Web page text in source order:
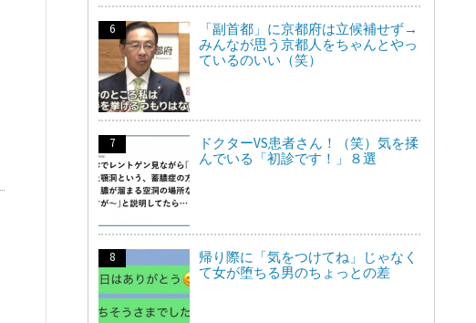
「副首都」に京都府は立候補せず→
みんなが思う京都人をちゃんとやっ
ているのいい（笑）
ドクターVS患者さん！（笑）気を揉
んでいる「初診です！」８選
帰り際に「気をつけてね」じゃなく
て女が堕ちる男のちょっとの差